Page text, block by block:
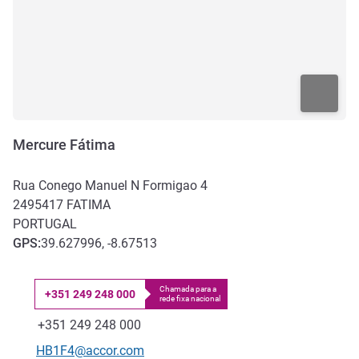
Mercure Fátima
Rua Conego Manuel N Formigao 4
2495417 FATIMA
PORTUGAL
GPS:39.627996, -8.67513
Telefone
+351 249 248 000
Chamada para a
rede fixa nacional
Fax
+351 249 248 000
E-mail de contacto
HB1F4@accor.com